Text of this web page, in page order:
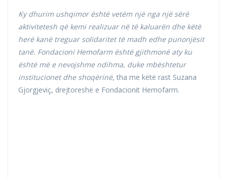
Ky dhurim ushqimor është vetëm një nga një sërë
aktivitetesh që kemi realizuar në të kaluarën dhe këtë
herë kanë treguar solidaritet të madh edhe punonjësit
tanë. Fondacioni Hemofarm është gjithmonë aty ku
është më e nevojshme ndihma, duke mbështetur
institucionet dhe shoqërinë, tha me këtë rast Suzana
Gjorgjeviç, drejtoreshë e Fondacionit Hemofarm.